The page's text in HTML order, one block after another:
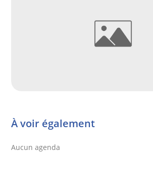
À voir également
Aucun agenda